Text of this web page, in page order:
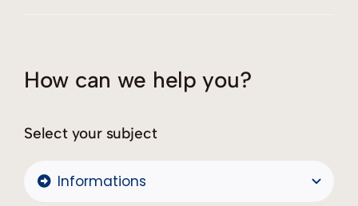
How can we help you?
Select your subject